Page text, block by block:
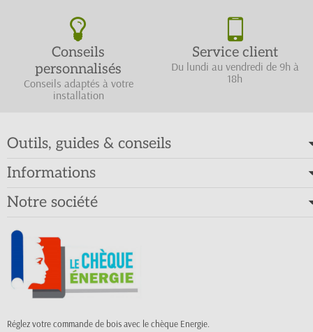
Conseils
personnalisés
Conseils adaptés à votre
installation
Service client
Du lundi au vendredi de 9h à
18h
Outils, guides & conseils
Informations
Notre société
Réglez votre commande de bois avec le chèque Energie.